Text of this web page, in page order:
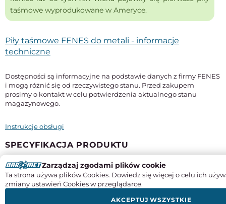
taśmowe wyprodukowane w Ameryce.
Piły taśmowe FENES do metali - informacje
techniczne
Dostępności są informacyjne na podstawie danych z firmy FENES
i mogą różnić się od rzeczywistego stanu. Przed zakupem
prosimy o kontakt w celu potwierdzenia aktualnego stanu
magazynowego.
Instrukcje obsługi
SPECYFIKACJA PRODUKTU
Długość
4780 mm
Zarządzaj zgodami plików cookie
Ta strona używa plików Cookies. Dowiedz się więcej o celu ich
zmiany ustawień Cookies w przeglądarce.
AKCEPTUJ WSZYSTKIE